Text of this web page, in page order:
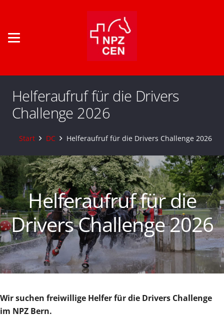
Helferaufruf für die Drivers
Challenge 2026
Start DC Helferaufruf für die Drivers Challenge 2026
Helferaufruf für die
Drivers Challenge2026
Wir suchen freiwillige Helfer für die Drivers Challenge
im NPZ Bern.